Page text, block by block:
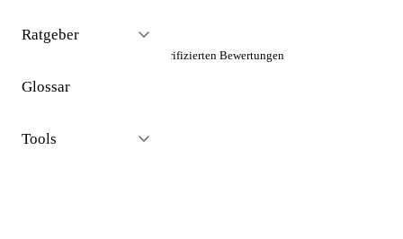
Ratgeber
Glossar
Tools
Noch keine verifizierten Bewertungen